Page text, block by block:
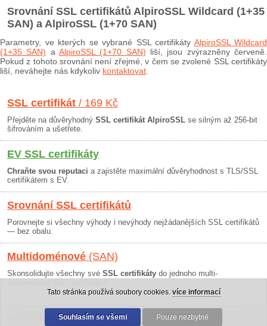
Srovnání SSL certifikátů AlpiroSSL Wildcard (1+35
SAN) a AlpiroSSL (1+70 SAN)
Parametry, ve kterých se vybrané SSL certifikáty AlpiroSSL Wildcard
(1+35 SAN) aAlpiroSSL (1+70 SAN) liší, jsou zvýrazněny červeně.
Pokud z tohoto srovnání není zřejmé, v čem se zvolené SSL certifikáty
liší, neváhejte nás kdykoliv kontaktovat
SSL certifikát / 169 Kč
Přejděte na důvěryhodný SSL certifikát AlpiroSSL se silným až 256-bit
šifrováním a ušetřete.
EV SSL certifikáty
Chraňte svou reputaci a zajistěte maximální důvěryhodnost s TLS/SSL
certifikátem s EV.
Srovnání SSL certifikátů
Porovnejte si všechny výhody i nevýhody nejžádanějších SSL certifikátů
— bez obalu.
Multidoménové (SAN)
Skonsolidujte všechny své SSL certifikáty do jednoho multi-
Obchodní podmínky|30 dní záruka
Tato stránka používá soubory cookies. více informací
Souhlasím se všemi Pouze nezbytné